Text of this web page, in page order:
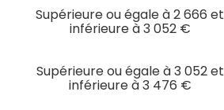
Supérieure ou égale à 2 666 et
inférieure à 3 052 €
Supérieure ou égale à 3 052 et
inférieure à 3 476 €